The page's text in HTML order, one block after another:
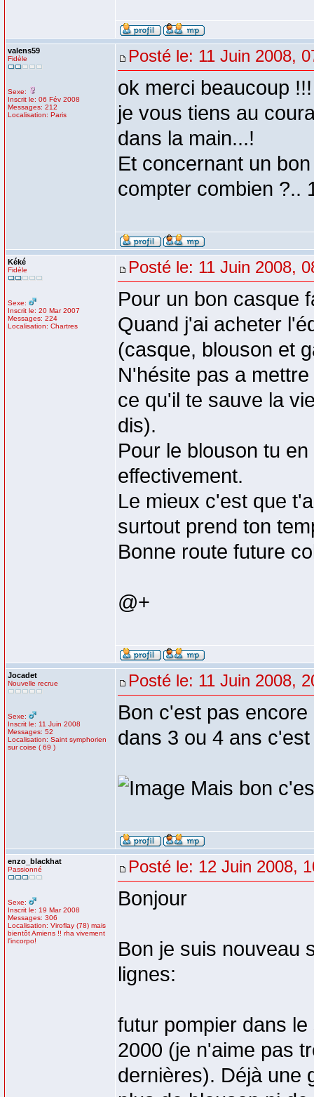
valens59
Fidèle
Sexe:
Inscrit le: 06 Fév 2008
Messages: 212
Localisation: Paris
Posté le: 11 Juin 2008,
ok merci beaucoup !!!
je vous tiens au
dans la main...!
Et concernant un
compter combien ?..
Kéké
Fidèle
Sexe:
Inscrit le: 20 Mar 2007
Messages: 224
Localisation: Chartres
Posté le: 11 Juin 2008,
Pour un bon casque
Quand j'ai acheter
(casque, blouson et
N'hésite pas a
ce qu'il te sauve la
dis).
Pour le blouson tu
effectivement.
Le mieux c'est que
surtout prend ton
Bonne route future
@+
Jocadet
Nouvelle recrue
Sexe:
Inscrit le: 11 Juin 2008
Messages: 52
Localisation: Saint symphorien
sur coise ( 69 )
Posté le: 11 Juin 2008,
Bon c'est pas
dans 3 ou 4 ans
Mais bon
enzo_blackhat
Passionné
Sexe:
Inscrit le: 19 Mar 2008
Messages: 306
Localisation: Viroflay (78) mais
bientôt Amiens !! rha vivement
l'incorpo!
Posté le: 12 Juin 2008,
Bonjour
Bon je suis nouveau
lignes:
futur pompier dans
2000 (je n'aime pas
dernières). Déjà une